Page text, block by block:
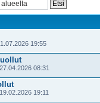
19:55
08:31
19:11